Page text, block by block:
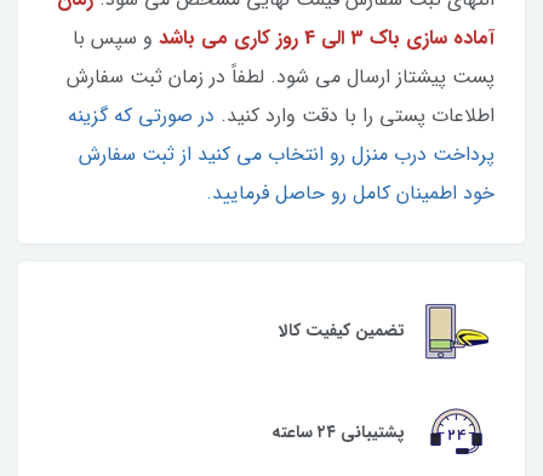
آماده سازی باک 3 الی 4 روز کاری می باشد
و سپس با
پست پیشتاز ارسال می شود. لطفاً در زمان ثبت سفارش
اطلاعات پستی را با دقت وارد کنید. در صورتی که گزینه
پرداخت درب منزل رو انتخاب می کنید از ثبت سفارش
خود اطمینان کامل رو حاصل فرمایید.
تضمین کیفیت کالا
پشتیبانی ۲۴ ساعته